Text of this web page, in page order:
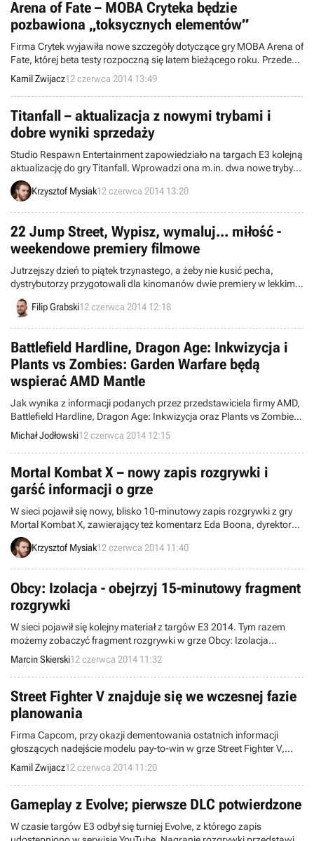
Arena of Fate – MOBA Cryteka będzie
pozbawiona „toksycznych elementów”
Firma Crytek wyjawiła nowe szczegóły dotyczące gry MOBA Arena of
Fate, której beta testy rozpoczną się latem bieżącego roku. Przede
wszystkim tytuł ma być pozbawiony "toksycznych elementów"
konkurencyjnych produkcji i będzie od nich przystępniejszy.
Kamil Zwijacz12 czerwca 2014 13:49
Titanfall – aktualizacja z nowymi trybami i
dobre wyniki sprzedaży
Studio Respawn Entertainment zapowiedziało na targach E3 kolejną
aktualizację do gry Titanfall. Wprowadzi ona m.in. dwa nowe tryby
zabawy i stanie się dostępna jeszcze w czerwcu. Ponadto Peter
Moore z firmy Electronic Arts poinformował, że sieciowy FPS z
Krzysztof Mysiak12 czerwca 2014 13:20
22 Jump Street, Wypisz, wymaluj... miłość -
weekendowe premiery filmowe
Jutrzejszy dzień to piątek trzynastego, a żeby nie kusić pecha,
dystrybutorzy przygotowali dla kinomanów dwie premiery w lekkim,
komediowym klimacie. Zapraszam na 22 Jump Street, kontynuację
udanego remake'u sprzed 2 lat oraz romantyczny pojedynek Clive'a
Filip Grabski12 czerwca 2014 12:18
Battlefield Hardline, Dragon Age: Inkwizycja i
Plants vs Zombies: Garden Warfare będą
wspierać AMD Mantle
Jak wynika z informacji podanych przez przedstawiciela firmy AMD,
Battlefield Hardline, Dragon Age: Inkwizycja oraz Plants vs Zombies:
Garden Warfare będą wspierać niskopoziomowe API AMD Mantle.
Michał Jodłowski12 czerwca 2014 12:15
Mortal Kombat X – nowy zapis rozgrywki i
garść informacji o grze
W sieci pojawił się nowy, blisko 10-minutowy zapis rozgrywki z gry
Mortal Kombat X, zawierający też komentarz Eda Boona, dyrektora
kreatywnego ze studia NetherRealm. Zapraszamy do obejrzenia
dwóch brutalnych pojedynków i poznania garści świeżych informacji
Krzysztof Mysiak12 czerwca 2014 11:40
Obcy: Izolacja - obejrzyj 15-minutowy fragment
rozgrywki
W sieci pojawił się kolejny materiał z targów E3 2014. Tym razem
możemy zobaczyć fragment rozgrywki w grze Obcy: Izolacja
autorstwa studia Creative Assembly. Film został nagrany przez
serwis IGN we współpracy z jednym z twórców.
Marcin Skierski12 czerwca 2014 11:32
Street Fighter V znajduje się we wczesnej fazie
planowania
Firma Capcom, przy okazji dementowania ostatnich informacji
głoszących nadejście modelu pay-to-win w grze Street Fighter V,
wyjawiła, ze tytuł znajduje się obecnie we wczesnej fazie
planowania. Jest to tym samym potwierdzenie doniesień sprzed
roku, mówiących, że "piątka" ukaże się na rynku dopiero za kilka lat.
Kamil Zwijacz12 czerwca 2014 11:20
Gameplay z Evolve; pierwsze DLC potwierdzone
W czasie targów E3 odbył się turniej Evolve, z którego zapis